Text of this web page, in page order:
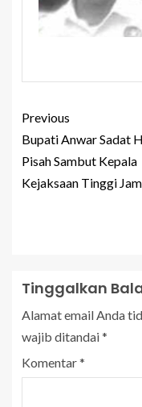
Previous
Bupati Anwar Sadat
Pisah Sambut Kepala
Kejaksaan Tinggi
Tinggalkan
Alamat email Anda
wajib ditandai*
Komentar*